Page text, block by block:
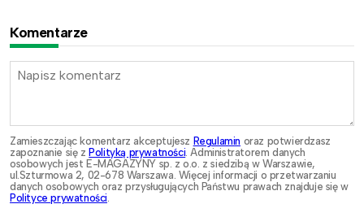
Komentarze
Zamieszczając komentarz akceptujesz Regulamin oraz potwierdzasz
zapoznanie się z Polityką prywatności. Administratorem danych
osobowych jest E-MAGAZYNY sp. z o.o. z siedzibą w Warszawie,
ul.Szturmowa 2, 02-678 Warszawa. Więcej informacji o przetwarzaniu
danych osobowych oraz przysługujących Państwu prawach znajduje się w
Polityce prywatności.